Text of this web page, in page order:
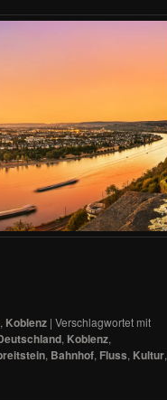
, Koblenz | Verschlagwortet mit
, Koblenz,
, Bahnhof, Fluss, Kultur,